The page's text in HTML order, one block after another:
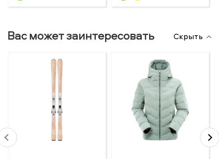
Вас может заинтересовать Скрыть